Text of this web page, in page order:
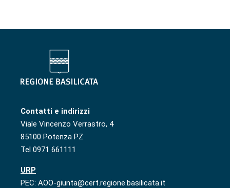
Contatti e indirizzi
Viale Vincenzo Verrastro, 4
85100 Potenza PZ
Tel 0971 661111
URP
PEC: AOO-giunta@cert.regione.basilicata.it